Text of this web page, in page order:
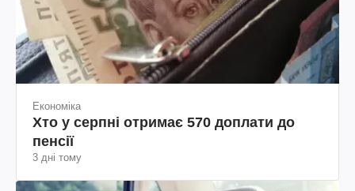
Економіка
Хто у серпні отримає 570 доплати до
пенсії
3 дні тому